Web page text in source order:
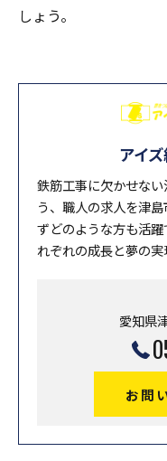
しょう。
アイ
鉄筋工事に欠かせな
う、職人の求人を津
ずどのような方も活
れぞれの成長と夢の実
愛知県
お問